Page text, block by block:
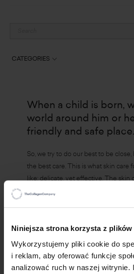
Niniejsza strona korzysta z plików
Wykorzystujemy pliki cookie do
i reklam, aby oferować funkcje
analizować ruch w naszej witrynie.
CATEGORIES
When a child is born,
world around him or
friendly and safe place.
So, we try to do our best to be
the best care. This is what skin care
like: delicate, yet effective. The skin
mature. The epidermis is thin and
hygiene we have created the unique